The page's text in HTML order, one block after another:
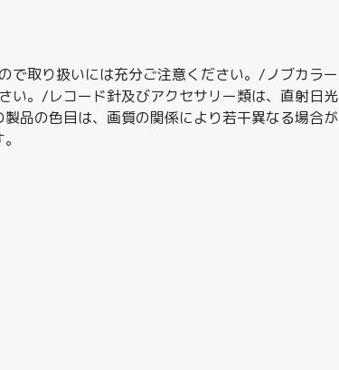
で取り扱いには充分ご注意ください。/ノブカラ
い。/レコード針及びアクセサリー類は、直射日
品の色目は、画質の関係により若干異なる場合